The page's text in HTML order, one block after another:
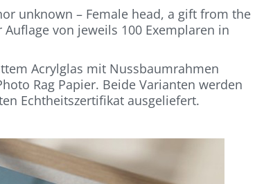
unknown – Female head, a gift from the
von jeweils 100 Exemplaren in
Acrylglas mit Nussbaumrahmen
Rag Papier. Beide Varianten werden
Echtheitszertifikat ausgeliefert.